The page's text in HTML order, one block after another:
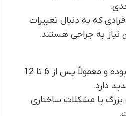
که به دنبال تغییرات
نیاز به جراحی هستند.
نتایج موقتی بوده و معمولاً پس از 6 تا 12
دارد.
بزرگ یا مشکلات ساختاری